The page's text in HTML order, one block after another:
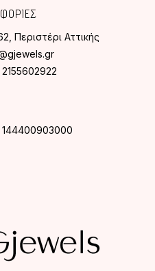
Περιστέρι Αττικής
2155602922